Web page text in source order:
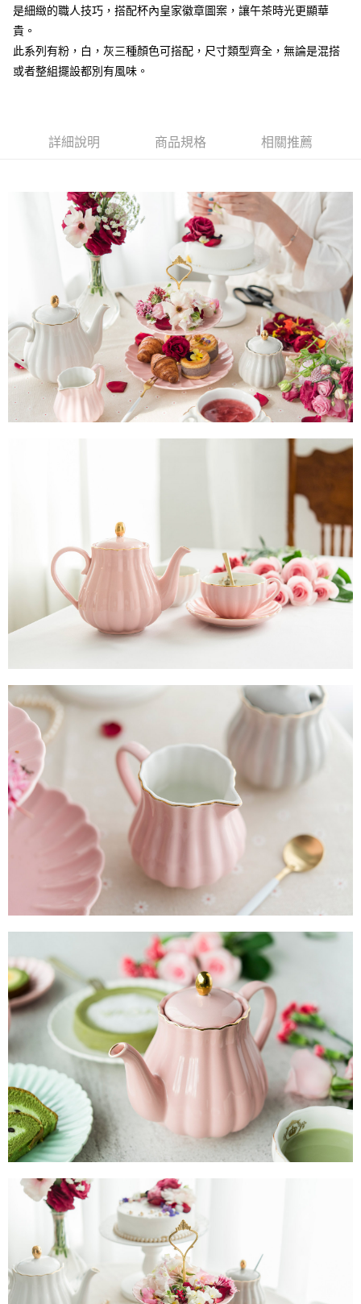
２．便利：只要手機號碼，簡訊認證，即可結帳。
【「AFTEE先享後付」結帳流程】
１．於結帳方式選擇「AFTEE先享後付」後，將跳轉至「AFTEE先享後付」
※ 請注意：結帳手續完成當下不需立刻繳費，但若您需要取消訂單，請聯絡
是否繳費成功／繳費後需取消欲退款等相關疑問，請聯繫「AFTEE先享後付
客戶支援中心」https://netprotections.freshdesk.com/support/home
【注意事項】
１．透過由恩沛科技股份有限公司提供之「AFTEE先享後付」服務完成之交
易，需依本服務之必要範圍內提供個人資料，並將交易相關給付款項請求債
權轉讓予恩沛科技股份有限公司。
２．關於個人資料處理事宜，請瀏覽以下網址：
https://aftee.tw/terms/#terms3
３．未成年的使用者請事先徵得法定代理人或監護人之同意方可使用
「AFTEE先享後付」，若未經同意申辦者引起之損失，本公司不負相關責
任。
４．使用「AFTEE先享後付」時，將依據個別帳號之用戶狀況，依本公司即
時審查核予不同之上限額度；若仍有額度不足之情形，本公司將視審查結果
請求用戶進行身份認證。
５．嚴禁一人註冊多個帳號或使用他人資訊註冊。若發現惡意使用之情形，
全家取貨付款
每筆NT$60，滿NT$1,500(含以上)免運費
7-11取貨付款
是細緻的職人技巧，搭配杯內皇家徽章圖案，讓午茶時光更顯華
貴。
此系列有粉，白，灰三種顏色可搭配，尺寸類型齊全，無論是混搭
或者整組擺設都別有風味。
詳細說明 商品規格 相關推薦